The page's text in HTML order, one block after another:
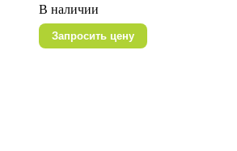
В наличии
Запросить цену